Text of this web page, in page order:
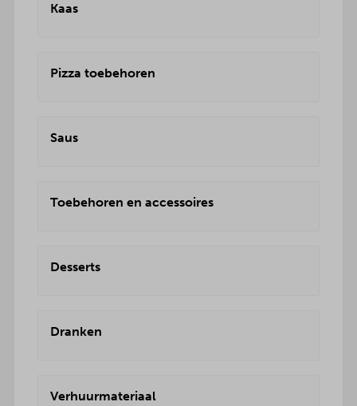
Kaas
Pizza toebehoren
Saus
Toebehoren en accessoires
Desserts
Dranken
Verhuurmateriaal